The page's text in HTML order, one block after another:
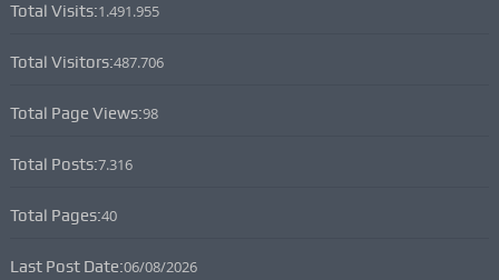
Total Visits:1.491.955
Total Visitors:487.706
Total Page Views:98
Total Posts:7.316
Total Pages:40
Last Post Date:06/08/2026